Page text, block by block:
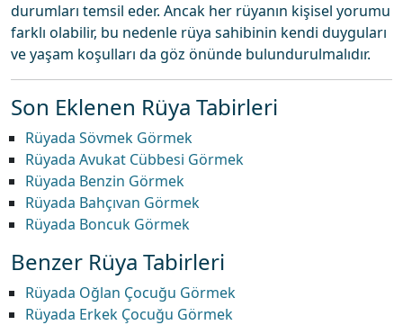
durumları temsil eder. Ancak her rüyanın kişisel yorumu
farklı olabilir, bu nedenle rüya sahibinin kendi duyguları
ve yaşam koşulları da göz önünde bulundurulmalıdır.
Son Eklenen Rüya Tabirleri
Rüyada Sövmek Görmek
Rüyada Avukat Cübbesi Görmek
Rüyada Benzin Görmek
Rüyada Bahçıvan Görmek
Rüyada Boncuk Görmek
Benzer Rüya Tabirleri
Rüyada Oğlan Çocuğu Görmek
Rüyada Erkek Çocuğu Görmek